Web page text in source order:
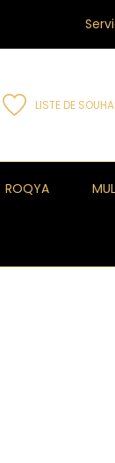
LISTE DE
ROQYA